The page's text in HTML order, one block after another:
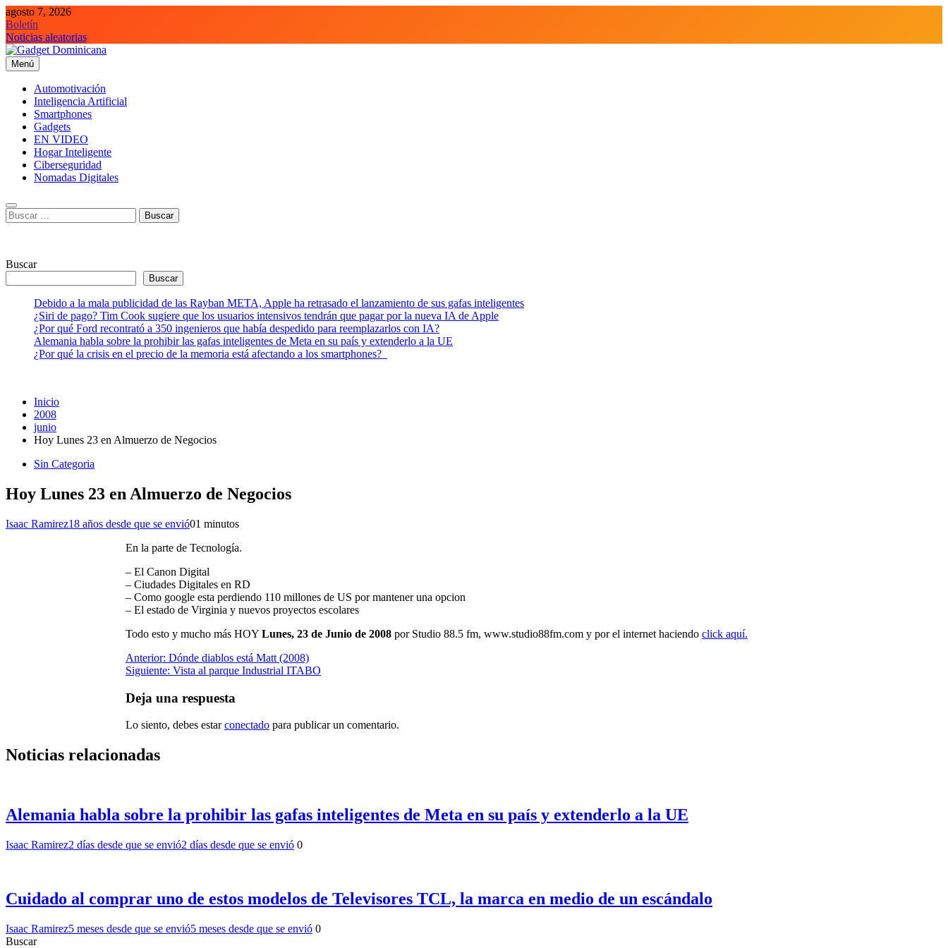
Saltar
al
contenido
agosto 7, 2026
Boletín
Noticias aleatorias
Gadget Dominicana
Gadgets, Autos y Tecnología de consumo
Menú
Automotivación
Inteligencia Artificial
Smartphones
Gadgets
EN VIDEO
Hogar Inteligente
Ciberseguridad
Nomadas Digitales
Buscar:
Buscar
Buscar
Debido a la mala publicidad de las Rayban META, Apple ha retrasado el lanzamiento de sus gafas inteligentes
¿Siri de pago? Tim Cook sugiere que los usuarios intensivos tendrán que pagar por la nueva IA de Apple
¿Por qué Ford recontrató a 350 ingenieros que había despedido para reemplazarlos con IA?
Alemania habla sobre la prohibir las gafas inteligentes de Meta en su país y extenderlo a la UE
¿Por qué la crisis en el precio de la memoria está afectando a los smartphones?
Inicio
2008
junio
Hoy Lunes 23 en Almuerzo de Negocios
Sin Categoria
Hoy Lunes 23 en Almuerzo de Negocios
Isaac Ramirez18 años desde que se envió01 minutos
En la parte de Tecnología.
– El Canon Digital
– Ciudades Digitales en RD
– Como google esta perdiendo 110 millones de US por mantener una opcion
– El estado de Virginia y nuevos proyectos escolares
Todo esto y mucho más HOY Lunes, 23 de Junio de 2008 por Studio 88.5 fm, www.studio88fm.com y por el internet haciendo click aquí.
Anterior: Dónde diablos está Matt (2008)
Siguiente: Vista al parque Industrial ITABO
Deja una respuesta
Lo siento, debes estarconectado para publicar un comentario.
Noticias relacionadas
Alemania habla sobre la prohibir las gafas inteligentes de Meta en su país y extenderlo a la UE
Isaac Ramirez2 días desde que se envió2 días desde que se envió 0
Cuidado al comprar uno de estos modelos de Televisores TCL, la marca en medio de un escándalo
Isaac Ramirez5 meses desde que se envió5 meses desde que se envió 0
Buscar